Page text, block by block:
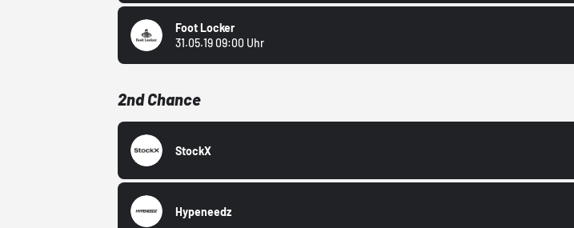
Foot Locker
31.05.19 09:00 Uhr
2nd Chance
StockX
Hypeneedz